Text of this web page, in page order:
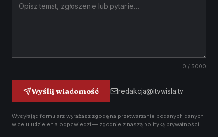
0 / 5000
Wyślij wiadomość redakcja@itvwisla.tv
Wysyłając formularz wyrażasz zgodę na przetwarzanie podanych danych
w celu udzielenia odpowiedzi — zgodnie z naszą polityką prywatności.